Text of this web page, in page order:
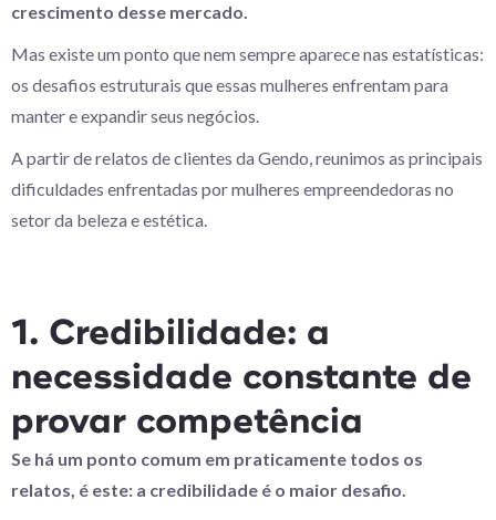
crescimento desse mercado.
Mas existe um ponto que nem sempre aparece nas estatísticas:
os desafios estruturais que essas mulheres enfrentam para
manter e expandir seus negócios.
A partir de relatos de clientes da Gendo, reunimos as principais
dificuldades enfrentadas por mulheres empreendedoras no
setor da beleza e estética.
1. Credibilidade: a
necessidade constante de
provar competência
Se há um ponto comum em praticamente todos os
relatos, é este: a credibilidade é o maior desafio.